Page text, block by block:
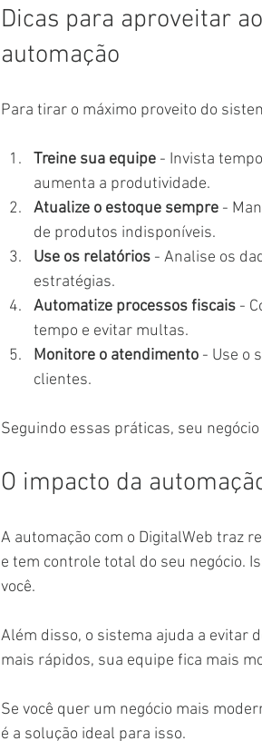
Dicas para aproveitar
automação
Para tirar o máximo proveito do
Treine sua equipe - Invista
aumenta a produtividade.
Atualize o estoque sempre -
de produtos indisponíveis.
Use os relatórios - Analise os
estratégias.
Automatize processos fiscais -
tempo e evitar multas.
Monitore o atendimento - Use o
clientes.
Seguindo essas práticas, seu
O impacto da
A automação com o DigitalWeb traz
e tem controle total do seu negócio.
você.
Além disso, o sistema ajuda a evitar
mais rápidos, sua equipe fica mais
Se você quer um negócio mais
é a solução ideal para isso.